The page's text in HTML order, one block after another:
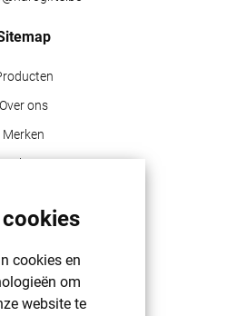
cookies en
om
website te
Over ons
Merken
Blog
POLICY | HAROGIFTS
kleuren